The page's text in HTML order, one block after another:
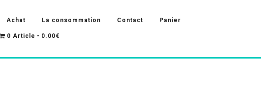
Achat La consommation Contact
Panier
0 Article 0.00€